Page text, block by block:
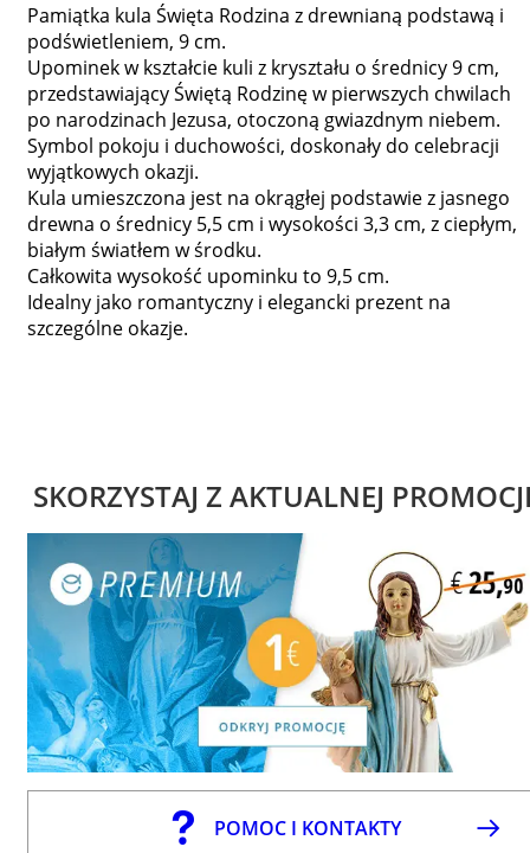
Pamiątka kula Święta Rodzina z drewnianą podstawą i
podświetleniem, 9 cm.
Upominek w kształcie kuli z kryształu o średnicy 9 cm,
przedstawiający Świętą Rodzinę w pierwszych chwilach
po narodzinach Jezusa, otoczoną gwiazdnym niebem.
Symbol pokoju i duchowości, doskonały do celebracji
wyjątkowych okazji.
Kula umieszczona jest na okrągłej podstawie z jasnego
drewna o średnicy 5,5 cm i wysokości 3,3 cm, z ciepłym,
białym światłem w środku.
Całkowita wysokość upominku to 9,5 cm.
Idealny jako romantyczny i elegancki prezent na
szczególne okazje.
SKORZYSTAJ Z AKTUALNEJ
POMOC I KONTAKTY